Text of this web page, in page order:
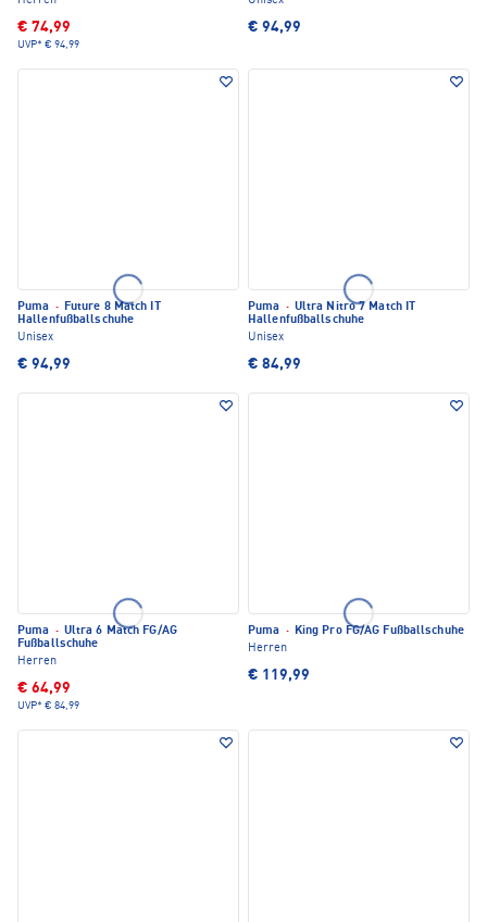
€ 74,99
UVP* € 94,99
€ 94,99
Puma · Future 8 Match IT
Hallenfußballschuhe
Unisex
€ 94,99
Puma · Ultra Nitro 7 Match IT
Hallenfußballschuhe
Unisex
€ 84,99
Puma · Ultra 6 Match FG/AG
Fußballschuhe
Herren
€ 64,99
UVP* € 84,99
Puma · King Pro FG/AG Fußballschuhe
Herren
€ 119,99